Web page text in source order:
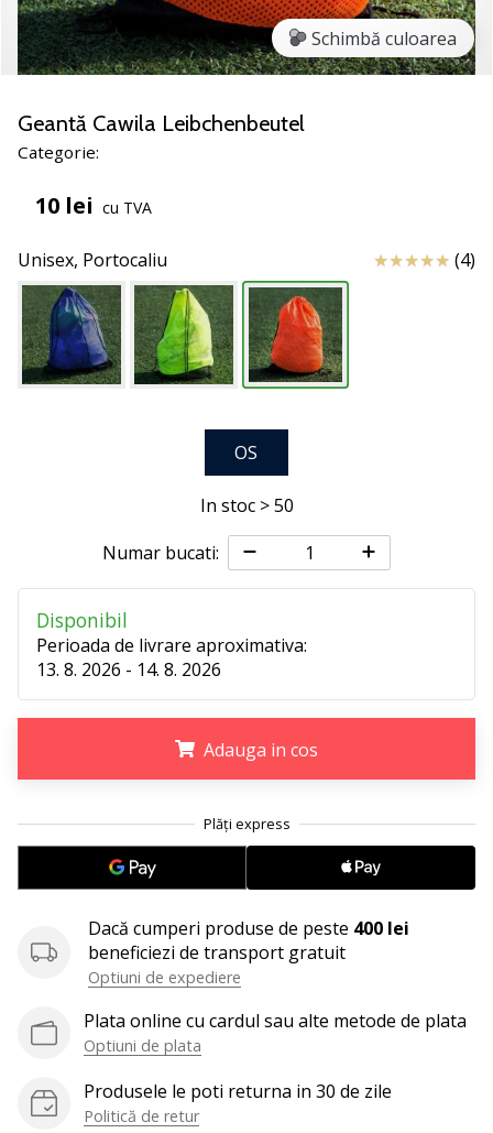
noii
pantofi
de
PUMA
NITRO
care
sunt
actualizările
tehnice
și
vezi
2 min. de lectura
Devino
Ambasador
al
brandului
nostru
de
Ești
fan
al
handbalului
noi?
Alătură-
nouă
ca
al
brandului.
Schimbă culoarea
Geantă Cawila Leibchenbeutel
Categorie:
10 lei cu TVA
Unisex, Portocaliu Review (4)
OS
In stoc > 50
Numar bucati:
Disponibil
Perioada de livrare aproximativa:
13. 8. 2026 - 14. 8. 2026
Adauga in cos
Dacă cumperi produse de peste 400 lei
beneficiezi de transport gratuit
Optiuni de expediere
Plata online cu cardul sau alte metode de plata
Optiuni de plata
Produsele le poti returna in 30 de zile
Politică de retur